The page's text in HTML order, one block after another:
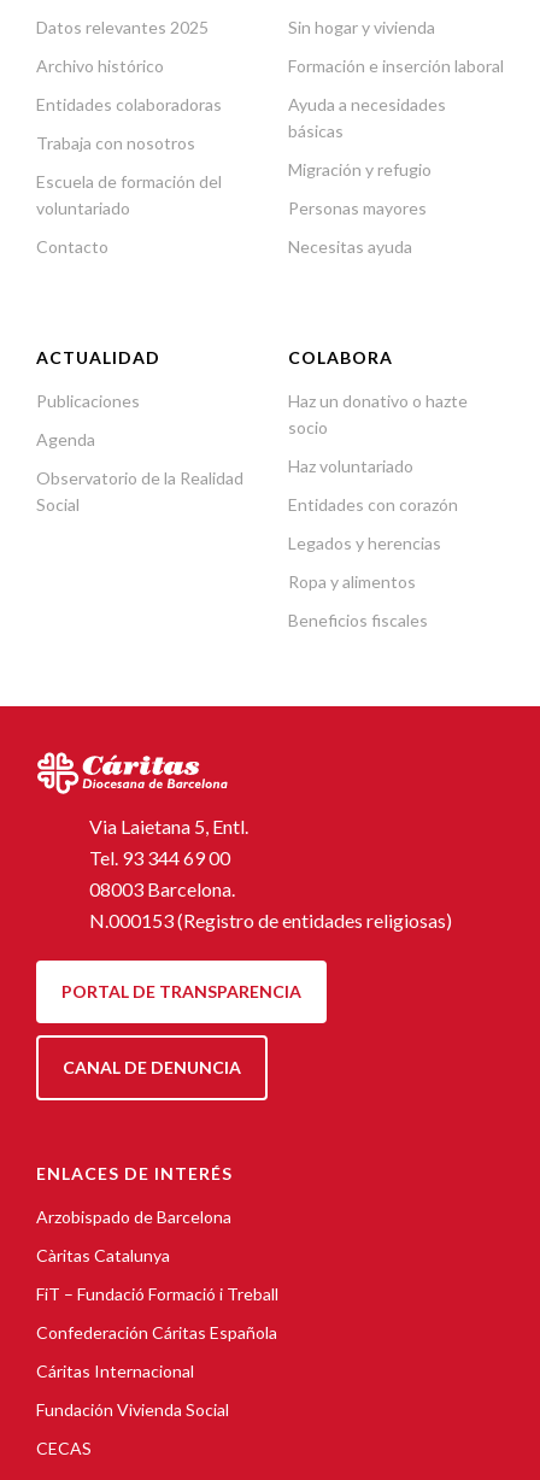
Datos relevantes 2025
Archivo histórico
Entidades colaboradoras
Trabaja con nosotros
Escuela de formación del
voluntariado
Contacto
Sin hogar y vivienda
Formación e inserción laboral
Ayuda a necesidades
básicas
Migración y refugio
Personas mayores
Necesitas ayuda
ACTUALIDAD
Publicaciones
Agenda
Observatorio de la Realidad
Social
COLABORA
Haz un donativo o hazte
socio
Haz voluntariado
Entidades con corazón
Legados y herencias
Ropa y alimentos
Beneficios fiscales
Via Laietana 5, Entl.
Tel. 93 344 69 00
08003 Barcelona.
N.000153 (Registro de entidades religiosas)
PORTAL DE TRANSPARENCIA
CANAL DE DENUNCIA
ENLACES DE INTERÉS
Arzobispado de Barcelona
Càritas Catalunya
FiT – Fundació Formació i Treball
Confederación Cáritas Española
Cáritas Internacional
Fundación Vivienda Social
CECAS